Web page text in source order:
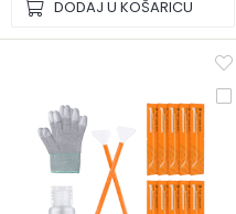
DODAJ U KOŠARICU